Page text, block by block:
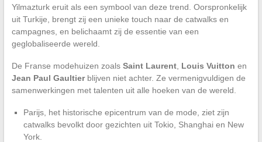
Yilmazturk eruit als een symbool van deze trend. Oorspronkelijk
uit Turkije, brengt zij een unieke touch naar de catwalks en
campagnes, en belichaamt zij de essentie van een
geglobaliseerde wereld.
De Franse modehuizen zoals Saint Laurent, Louis Vuitton en
Jean Paul Gaultierblijven niet achter. Ze vermenigvuldigen de
samenwerkingen met talenten uit alle hoeken van de wereld.
Parijs, het historische epicentrum van de mode, ziet zijn
catwalks bevolkt door gezichten uit Tokio, Shanghai en New
York.